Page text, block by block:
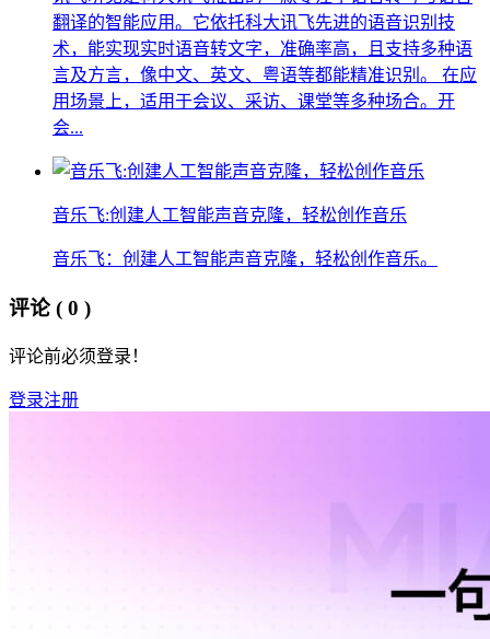
翻译的智能应用。它依托科大讯飞先进的语音识别技
术，能实现实时语音转文字，准确率高，且支持多种语
言及方言，像中文、英文、粤语等都能精准识别。 在应
用场景上，适用于会议、采访、课堂等多种场合。开
会...
音乐飞:创建人工智能声音克隆，轻松创作音乐
音乐飞：创建人工智能声音克隆，轻松创作音乐。
评论 ( 0 )
评论前必须登录！
登录注册